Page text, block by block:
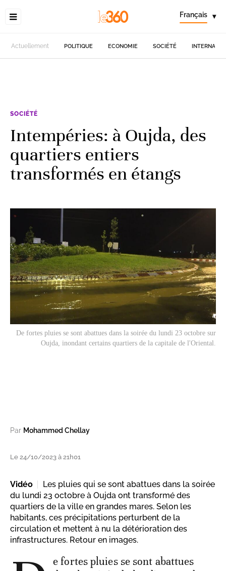
Français ▾
Actuellement POLITIQUE ECONOMIE SOCIÉTÉ
SOCIÉTÉ
Intempéries: à Oujda, des
quartiers entiers
transformés en étangs
De fortes pluies se sont abattues dans la soirée du lundi 23 octobre sur
Oujda, inondant certains quartiers de la capitale de l'Oriental.
Par Mohammed Chellay
Le 24/10/2023 à 21h01
Vidéo
Les pluies qui se sont abattues dans la soirée
du lundi 23 octobre à Oujda ont transformé des
quartiers de la ville en grandes mares. Selon les
habitants, ces précipitations perturbent de la
circulation et mettent à nu la détérioration des
infrastructures. Retour en images.
e fortes pluies se sont abattues